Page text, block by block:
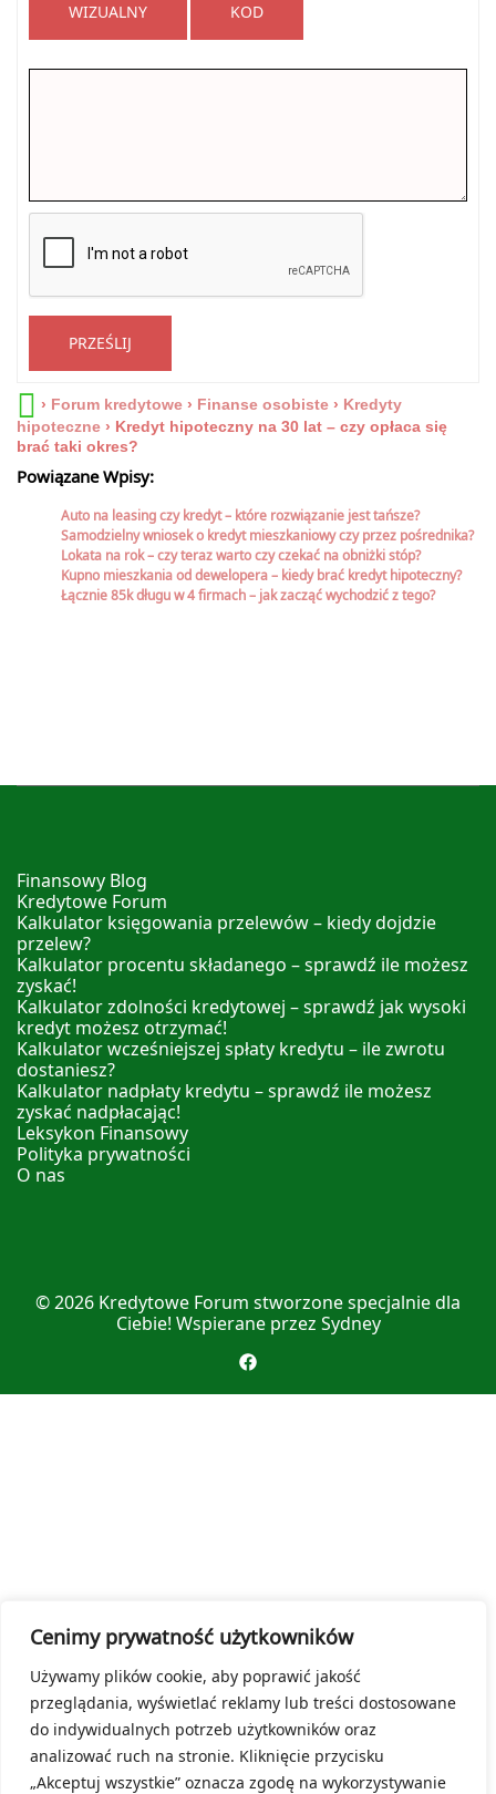
Cenimy prywatność użytkowników
Używamy plików cookie, aby poprawić jakość
przeglądania, wyświetlać reklamy lub treści dostosowane
do indywidualnych potrzeb użytkowników oraz
analizować ruch na stronie. Kliknięcie przycisku
„Akceptuj wszystkie” oznacza zgodę na wykorzystywanie
WIZUALNY KOD
PRZEŚLIJ
› Forum kredytowe › Finanse osobiste › Kredyty
hipoteczne › Kredyt hipoteczny na 30 lat – czy opłaca się
brać taki okres?
Powiązane Wpisy:
Auto na leasing czy kredyt – które rozwiązanie jest tańsze?
Samodzielny wniosek o kredyt mieszkaniowy czy przez pośrednika?
Lokata na rok – czy teraz warto czy czekać na obniżki stóp?
Kupno mieszkania od dewelopera – kiedy brać kredyt hipoteczny?
Łącznie 85k długu w 4 firmach – jak zacząć wychodzić z tego?
Finansowy Blog
Kredytowe Forum
Kalkulator księgowania przelewów – kiedy dojdzie
przelew?
Kalkulator procentu składanego – sprawdź ile możesz
zyskać!
Kalkulator zdolności kredytowej – sprawdź jak wysoki
kredyt możesz otrzymać!
Kalkulator wcześniejszej spłaty kredytu – ile zwrotu
dostaniesz?
Kalkulator nadpłaty kredytu – sprawdź ile możesz
zyskać nadpłacając!
Leksykon Finansowy
Polityka prywatności
O nas
© 2026 Kredytowe Forum stworzone specjalnie dla
Ciebie! Wspierane przez Sydney